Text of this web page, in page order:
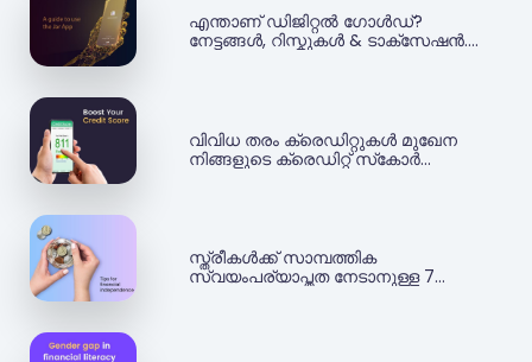
എന്താണ് ഡിജിറ്റൽ ഗോൾഡ്?
നേട്ടങ്ങൾ, റിസ്കുകൾ & ടാക്സേഷൻ.
വിവിധ തരം ക്രെഡിറ്റുകൾ മുഖേന
നിങ്ങളുടെ ക്രെഡിറ്റ് സ്‌കോര്‍
സ്ത്രീകള്‍ക്ക് സാമ്പത്തിക
സ്വയംപര്യാപ്തത നേടാനുള്ള 7